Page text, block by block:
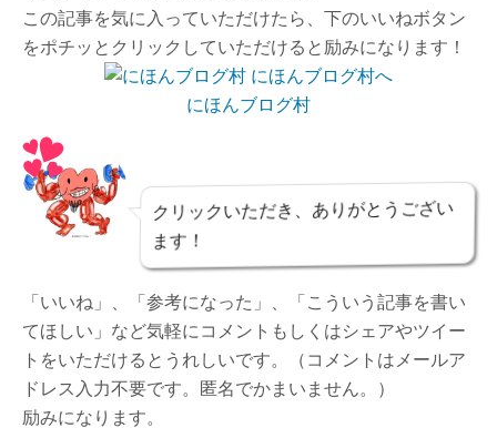
この記事を気に入っていただけたら、下のいいねボタン
をポチッとクリックしていただけると励みになります！
にほんブログ村
クリックいただき、ありがとうござい
ます！
「いいね」、「参考になった」、「こういう記事を書い
てほしい」など気軽にコメントもしくはシェアやツイー
トをいただけるとうれしいです。（コメントはメールア
ドレス入力不要です。匿名でかまいません。）
励みになります。